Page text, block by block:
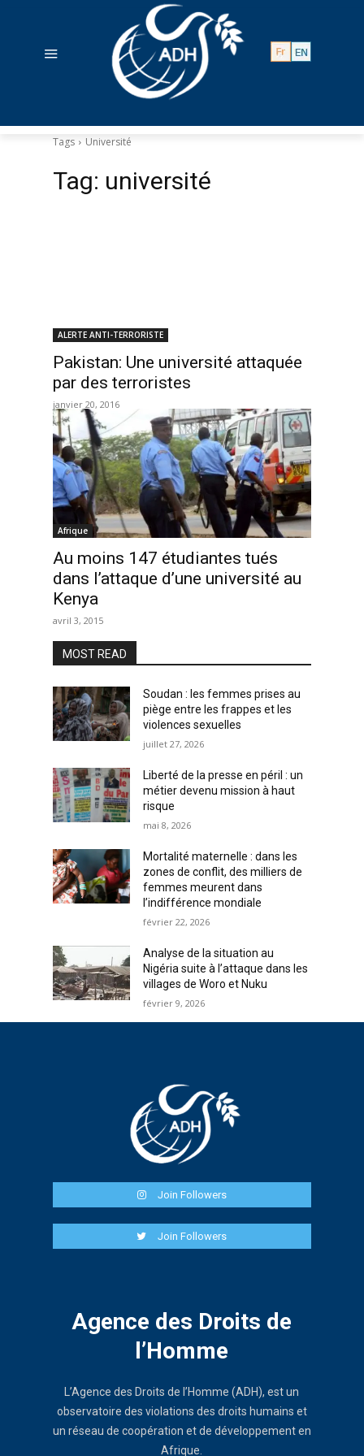
Tags Université
Tag: université
ALERTE ANTI-TERRORISTE
Pakistan: Une université attaquée
par des terroristes
janvier 20, 2016
Afrique
Au moins 147 étudiantes tués
dans l’attaque d’une université au
Kenya
avril 3, 2015
MOST READ
Soudan : les femmes prises au
piège entre les frappes et les
violences sexuelles
juillet 27, 2026
Liberté de la presse en péril : un
métier devenu mission à haut
risque
mai 8, 2026
Mortalité maternelle : dans les
zones de conflit, des milliers de
femmes meurent dans
l’indifférence mondiale
février 22, 2026
Analyse de la situation au
Nigéria suite à l’attaque dans les
villages de Woro et Nuku
février 9, 2026
Join Followers
Join Followers
Agence des Droits de
l’Homme
L’Agence des Droits de l’Homme (ADH), est un
observatoire des violations des droits humains et
un réseau de coopération et de développement en
Afrique.